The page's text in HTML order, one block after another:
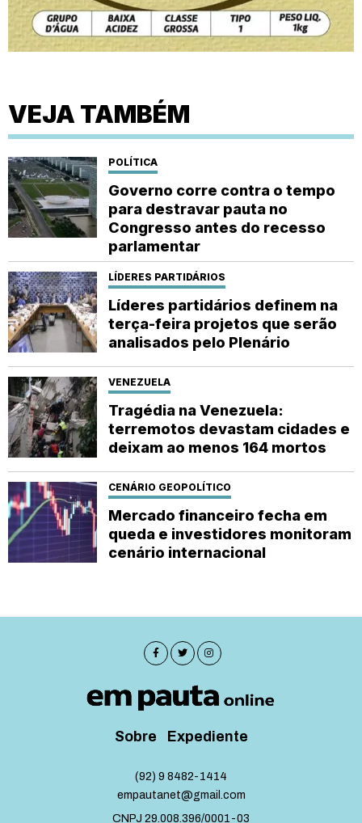
VEJA TAMBÉM
POLÍTICA
Governo corre contra o tempo
para destravar pauta no
Congresso antes do recesso
parlamentar
LÍDERES PARTIDÁRIOS
Líderes partidários definem na
terça-feira projetos que serão
analisados pelo Plenário
VENEZUELA
Tragédia na Venezuela:
terremotos devastam cidades e
deixam ao menos 164 mortos
CENÁRIO GEOPOLÍTICO
Mercado financeiro fecha em
queda e investidores monitoram
cenário internacional
Sobre Expediente
(92) 9 8482-1414
empautanet@gmail.com
CNPJ 29.008.396/0001-03